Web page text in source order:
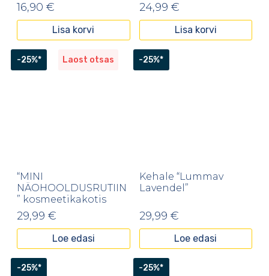
16,90 €
Lisa korvi
24,99 €
Lisa korvi
-25%* Laost otsas
“MINI
NÄOHOOLDUSRUTIIN
” kosmeetikakotis
29,99 €
Loe edasi
-25%*
Kehale “Lummav
Lavendel”
29,99 €
Loe edasi
-25%* -25%*